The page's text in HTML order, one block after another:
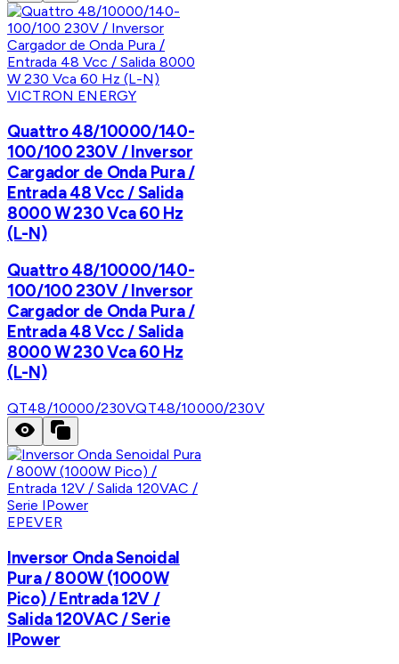
VICTRON ENERGY
Quattro 48/10000/140-
100/100 230V / Inversor
Cargador de Onda Pura /
Entrada 48 Vcc / Salida
8000 W 230 Vca 60 Hz
(L-N)
Quattro 48/10000/140-
100/100 230V / Inversor
Cargador de Onda Pura /
Entrada 48 Vcc / Salida
8000 W 230 Vca 60 Hz
(L-N)
QT48/10000/230VQT48/10000/230V
EPEVER
Inversor Onda Senoidal
Pura / 800W (1000W
Pico) / Entrada 12V /
Salida 120VAC / Serie
IPower